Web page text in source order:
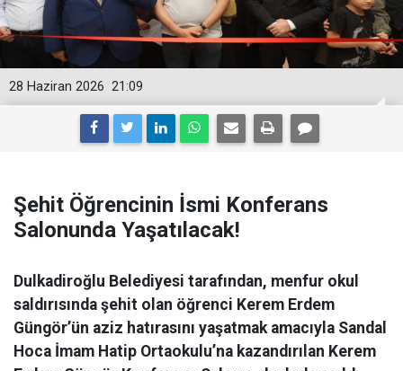
21:09
28 Haziran 2026
Şehit Öğrencinin İsmi Konferans
Salonunda Yaşatılacak!
Dulkadiroğlu Belediyesi tarafından, menfur okul
saldırısında şehit olan öğrenci Kerem Erdem
Güngör’ün aziz hatırasını yaşatmak amacıyla Sandal
Hoca İmam Hatip Ortaokulu’na kazandırılan Kerem